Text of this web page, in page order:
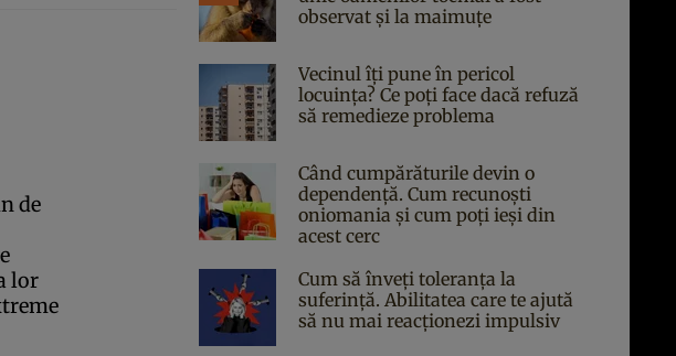
de
lor
observat și la maimuțe
Vecinul îți pune în pericol
locuința? Ce poți face dacă refuză
să remedieze problema
Când cumpărăturile devin o
dependență. Cum recunoști
oniomania și cum poți ieși din
acest cerc
Cum să înveți toleranța la
suferință. Abilitatea care te ajută
să nu mai reacționezi impulsiv